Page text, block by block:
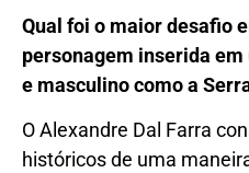
Qual foi o maior desafio
personagem inserida
e masculino como a
O Alexandre Dal Farra
históricos de uma